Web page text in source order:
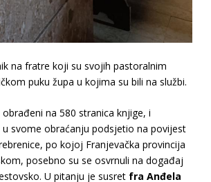
na fratre koji su svojih pastoralnim
puku župa u kojima su bili na službi.
na 580 stranica knjige, i
svome obraćanju podsjetio na povijest
po kojoj Franjevačka provincija
posebno su se osvrnuli na događaj
U pitanju je susret fra Anđela